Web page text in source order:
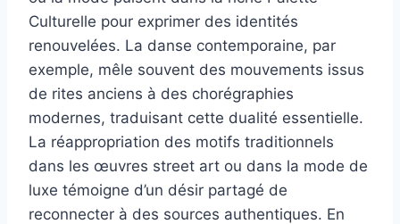
Culturelle pour exprimer des identités
renouvelées. La danse contemporaine, par
exemple, mêle souvent des mouvements issus
de rites anciens à des chorégraphies
modernes, traduisant cette dualité essentielle.
La réappropriation des motifs traditionnels
dans les œuvres street art ou dans la mode de
luxe témoigne d’un désir partagé de
reconnecter à des sources authentiques. En